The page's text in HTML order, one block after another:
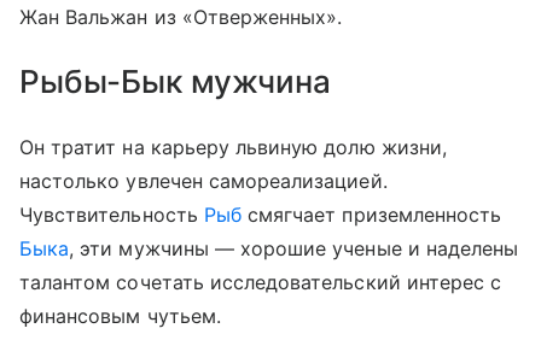
Жан Вальжан из «Отверженных».
Рыбы-Бык мужчина
Он тратит на карьеру львиную долю жизни,
настолько увлечен самореализацией.
Чувствительность Рыбсмягчает приземленность
Быка, эти мужчины — хорошие ученые и наделены
талантом сочетать исследовательский интерес с
финансовым чутьем.